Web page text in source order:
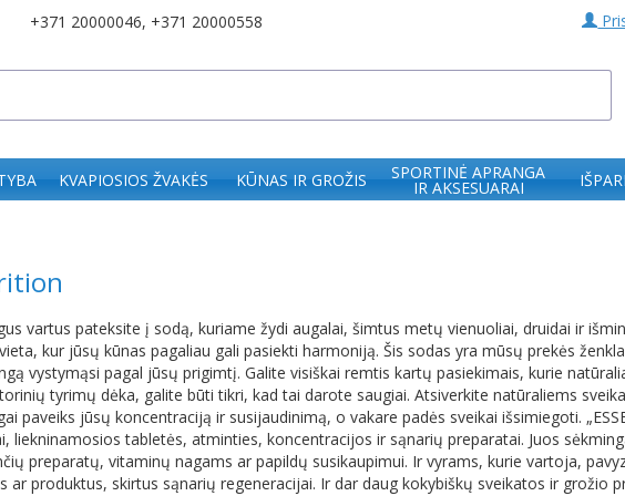
+371 20000046, +371 20000558
KVAPIOSIOS ŽVAKĖS KŪNAS IR GROŽIS SPORTINĖ APRANGA
IR AKSESUARAI
vartus pateksite į sodą, kuriame žydi augalai, šimtus metų vienuoliai, druidai ir
kur jūsų kūnas pagaliau gali pasiekti harmoniją. Šis sodas yra mūsų prekės
vystymąsi pagal jūsų prigimtį. Galite visiškai remtis kartų pasiekimais, kurie
tyrimų dėka, galite būti tikri, kad tai darote saugiai. Atsiverkite natūraliems
paveiks jūsų koncentraciją ir susijaudinimą, o vakare padės sveikai išsimiegoti.
liekninamosios tabletės, atminties, koncentracijos ir sąnarių preparatai. Juos
preparatų, vitaminų nagams ar papildų susikaupimui. Ir vyrams, kurie vartoja,
ar produktus, skirtus sąnarių regeneracijai. Ir dar daug kokybiškų sveikatos ir grožio